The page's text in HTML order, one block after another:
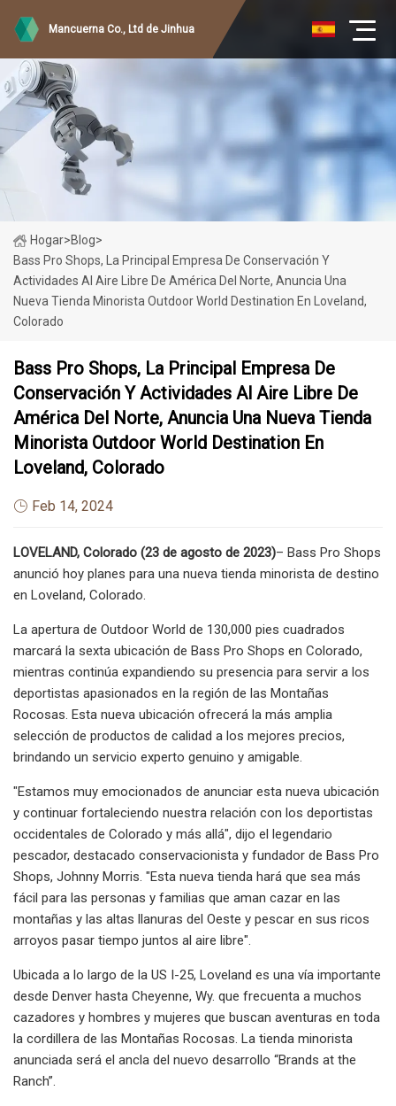
Mancuerna Co., Ltd de Jinhua
Hogar>Blog>
Bass Pro Shops, La Principal Empresa De Conservación Y
Actividades Al Aire Libre De América Del Norte, Anuncia Una
Nueva Tienda Minorista Outdoor World Destination En Loveland,
Colorado
Bass Pro Shops, La Principal Empresa De
Conservación Y Actividades Al Aire Libre De
América Del Norte, Anuncia Una Nueva Tienda
Minorista Outdoor World Destination En
Loveland, Colorado
Feb 14, 2024
LOVELAND, Colorado (23 de agosto de 2023)– Bass Pro Shops
anunció hoy planes para una nueva tienda minorista de destino
en Loveland, Colorado.
La apertura de Outdoor World de 130,000 pies cuadrados
marcará la sexta ubicación de Bass Pro Shops en Colorado,
mientras continúa expandiendo su presencia para servir a los
deportistas apasionados en la región de las Montañas
Rocosas. Esta nueva ubicación ofrecerá la más amplia
selección de productos de calidad a los mejores precios,
brindando un servicio experto genuino y amigable.
"Estamos muy emocionados de anunciar esta nueva ubicación
y continuar fortaleciendo nuestra relación con los deportistas
occidentales de Colorado y más allá", dijo el legendario
pescador, destacado conservacionista y fundador de Bass Pro
Shops, Johnny Morris. "Esta nueva tienda hará que sea más
fácil para las personas y familias que aman cazar en las
montañas y las altas llanuras del Oeste y pescar en sus ricos
arroyos pasar tiempo juntos al aire libre".
Ubicada a lo largo de la US I-25, Loveland es una vía importante
desde Denver hasta Cheyenne, Wy. que frecuenta a muchos
cazadores y hombres y mujeres que buscan aventuras en toda
la cordillera de las Montañas Rocosas. La tienda minorista
anunciada será el ancla del nuevo desarrollo “Brands at the
Ranch”.